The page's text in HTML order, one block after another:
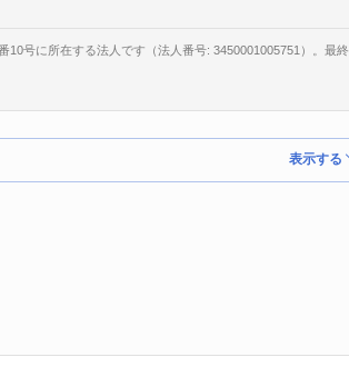
号に所在する法人です（法人番号: 3450001005751）。最終
表示する